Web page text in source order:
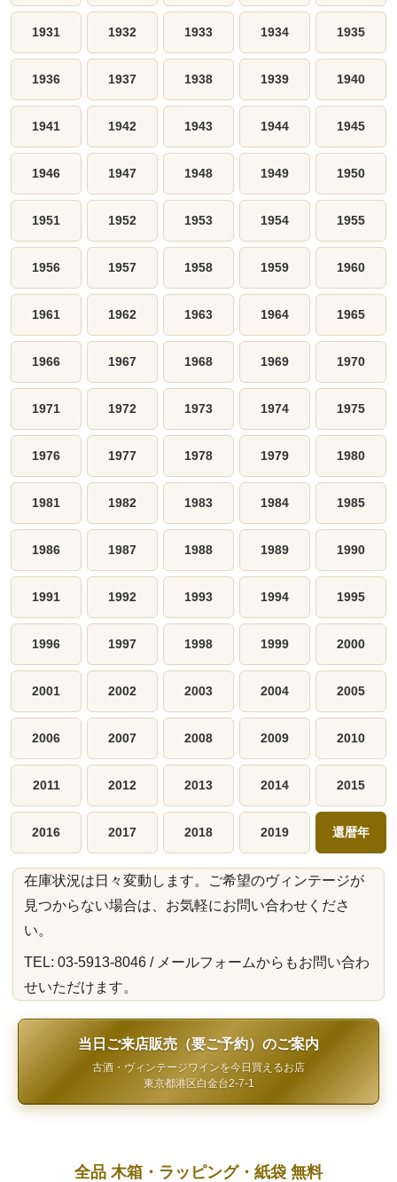
1931 1932 1933 1934 1935
1936 1937 1938 1939 1940
1941 1942 1943 1944 1945
1946 1947 1948 1949 1950
1951 1952 1953 1954 1955
1956 1957 1958 1959 1960
1961 1962 1963 1964 1965
1966 1967 1968 1969 1970
1971 1972 1973 1974 1975
1976 1977 1978 1979 1980
1981 1982 1983 1984 1985
1986 1987 1988 1989 1990
1991 1992 1993 1994 1995
1996 1997 1998 1999 2000
2001 2002 2003 2004 2005
2006 2007 2008 2009 2010
2011 2012 2013 2014 2015
2016 2017 2018 2019 還暦年
在庫状況は日々変動します。ご希望のヴィンテージが
見つからない場合は、お気軽にお問い合わせくださ
い。
TEL: 03-5913-8046 / メールフォームからもお問い合わ
せいただけます。
当日ご来店販売（要ご予約）のご案内
古酒・ヴィンテージワインを今日買えるお店
東京都港区白金台2-7-1
全品 木箱・ラッピング・紙袋 無料